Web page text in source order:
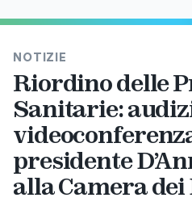
NOTIZIE
Riordino delle
Sanitarie:
presidente
alla Camera